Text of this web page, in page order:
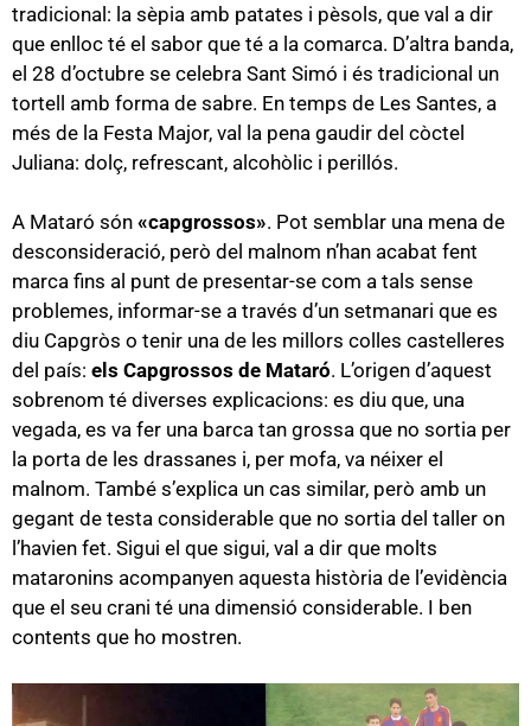
tradicional: la sèpia amb patates i pèsols, que val a dir
que enlloc té el sabor que té a la comarca. D’altra banda,
el 28 d’octubre se celebra Sant Simó i és tradicional un
tortell amb forma de sabre. En temps de Les Santes, a
més de la Festa Major, val la pena gaudir del còctel
Juliana: dolç, refrescant, alcohòlic i perillós.
A Mataró són «capgrossos». Pot semblar una mena de
desconsideració, però del malnom n’han acabat fent
marca fins al punt de presentar-se com a tals sense
problemes, informar-se a través d’un setmanari que es
diu Capgròs o tenir una de les millors colles castelleres
del país: els Capgrossos de Mataró. L’origen d’aquest
sobrenom té diverses explicacions: es diu que, una
vegada, es va fer una barca tan grossa que no sortia per
la porta de les drassanes i, per mofa, va néixer el
malnom. També s’explica un cas similar, però amb un
gegant de testa considerable que no sortia del taller on
l’havien fet. Sigui el que sigui, val a dir que molts
mataronins acompanyen aquesta història de l’evidència
que el seu crani té una dimensió considerable. I ben
contents que ho mostren.